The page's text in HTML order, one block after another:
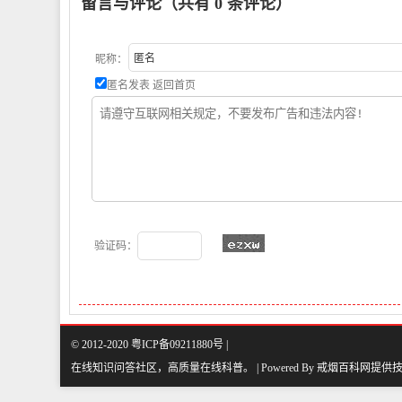
昵称：
匿名发表 返回首页
验证码：
© 2012-2020 粤ICP备09211880号 |
在线知识问答社区，高质量在线科普。 | Powered By 戒烟百科网提供